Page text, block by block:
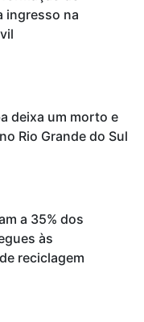
ingresso na
deixa um morto e
Rio Grande do Sul
a 35% dos
às
reciclagem